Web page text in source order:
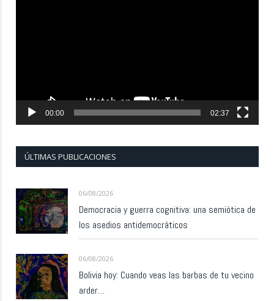
00:00 02:37
ÚLTIMAS PUBLICACIONES
06/08/2026
Democracia y guerra cognitiva: una semiótica de
los asedios antidemocráticos
06/08/2026
Bolivia hoy: Cuando veas las barbas de tu vecino
arder…